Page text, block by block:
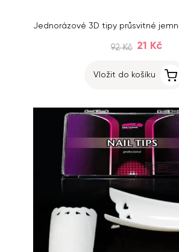
92 Kč 21 Kč
Vložit do košíku